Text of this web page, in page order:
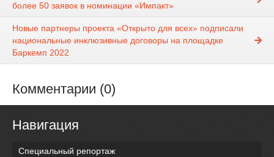
более 50 заявок в номинации «Импакт»
Новые партнеры проекта «Открыто для всех» подписали
национальные инклюзивные договоры на площадке
Баркемп 2022
Комментарии (0)
Навигация
Специальный репортаж